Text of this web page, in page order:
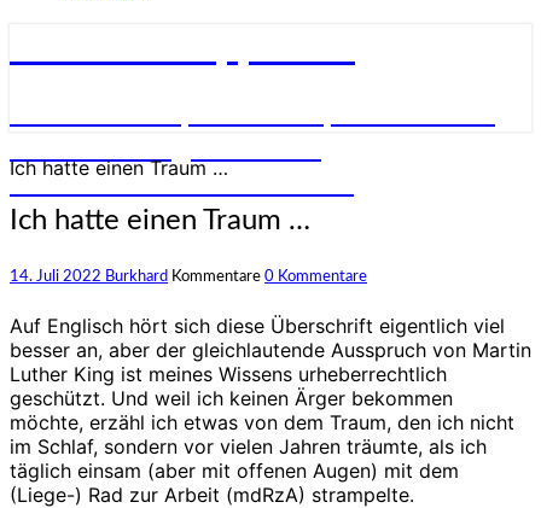
unterschiedlichsten Rädern
Ich hatte einen Traum …
Ich hatte einen Traum …
14. Juli 2022 Burkhard Kommentare 0 Kommentare
Auf Englisch hört sich diese Überschrift eigentlich viel
besser an, aber der gleichlautende Ausspruch von Martin
Luther King ist meines Wissens urheberrechtlich
geschützt. Und weil ich keinen Ärger bekommen
möchte, erzähl ich etwas von dem Traum, den ich nicht
im Schlaf, sondern vor vielen Jahren träumte, als ich
täglich einsam (aber mit offenen Augen) mit dem
(Liege-) Rad zur Arbeit (mdRzA) strampelte.